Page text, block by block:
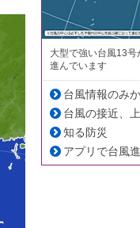
大型で強い台風13
進んでいます
台風情報のみ
台風の接近、
知る防災
アプリで台風